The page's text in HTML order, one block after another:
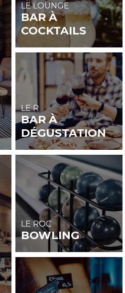
LE LOUNGE
BAR À
COCKTAILS
LE R
BAR À
DÉGUSTATION
LE ROC
BOWLING